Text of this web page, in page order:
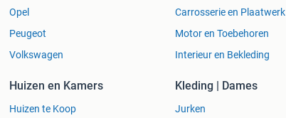
Opel
Peugeot
Volkswagen
Carrosserie en Plaatwerk
Motor en Toebehoren
Interieur en Bekleding
Huizen en Kamers
Huizen te Koop
Kleding | Dames
Jurken